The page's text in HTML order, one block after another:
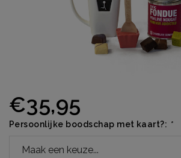
€35,95
Persoonlijke boodschap met kaart?: *